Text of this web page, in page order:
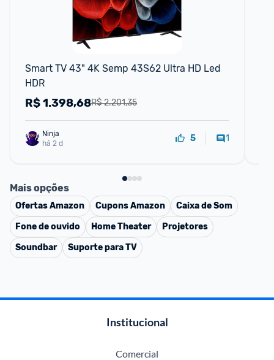
Smart TV 43" 4K Semp 43S62 Ultra HD Led
HDR
R$ 2.201,35
R$1.398,68
há 2 d
5 1
Mais opções
OfertasAmazon CuponsAmazon
Caixa de Som
Fone de ouvido
Home Theater
Projetores
Soundbar
Suporte para TV
Institucional
Comercial